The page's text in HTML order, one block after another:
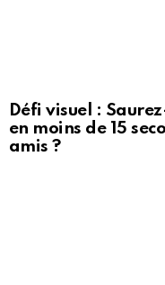
Défi visuel :
en moins de 15
amis ?